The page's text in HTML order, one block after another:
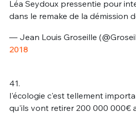
Léa Seydoux pressentie pour
dans le remake de la démission
— Jean Louis Groseille
2018
41.
l'écologie c'est tellement
qu'ils vont retirer 200 000 000€